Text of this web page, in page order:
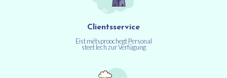
Clientsservice
Eist mëtsproochegt Personal
steet Iech zur Verfügung